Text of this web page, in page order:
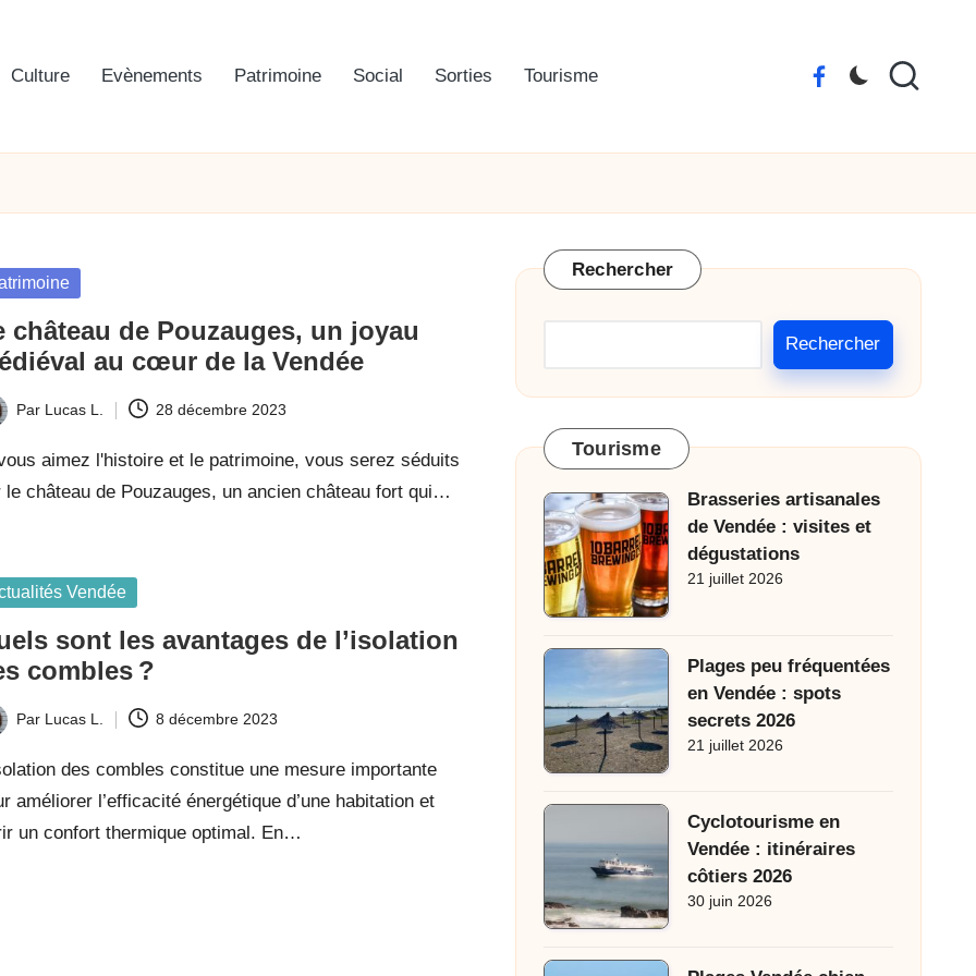
Culture Evènements Patrimoine Social Sorties Tourisme
Facebook
château de Pouzauges, un joyau
au cœur de la Vendée
Par Lucas L. 28 décembre 2023
aimez l'histoire et le patrimoine, vous serez séduits
le château de Pouzauges, un ancien château fort qui…
Vendée
sont les avantages de l’isolation
combles ?
Par Lucas L. 8 décembre 2023
des combles constitue une mesure importante
améliorer l’efficacité énergétique d’une habitation et
un confort thermique optimal. En…
Rechercher
Rechercher
Tourisme
Brasseries artisanales
de Vendée : visites et
dégustations
21 juillet 2026
Plages peu fréquentées
en Vendée : spots
secrets 2026
21 juillet 2026
Cyclotourisme en
Vendée : itinéraires
côtiers 2026
30 juin 2026